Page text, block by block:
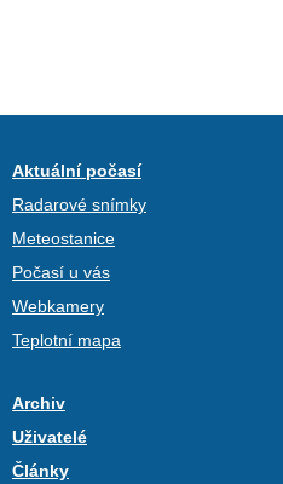
Aktuální počasí
Radarové snímky
Meteostanice
Počasí u vás
Webkamery
Teplotní mapa
Archiv
Uživatelé
Články